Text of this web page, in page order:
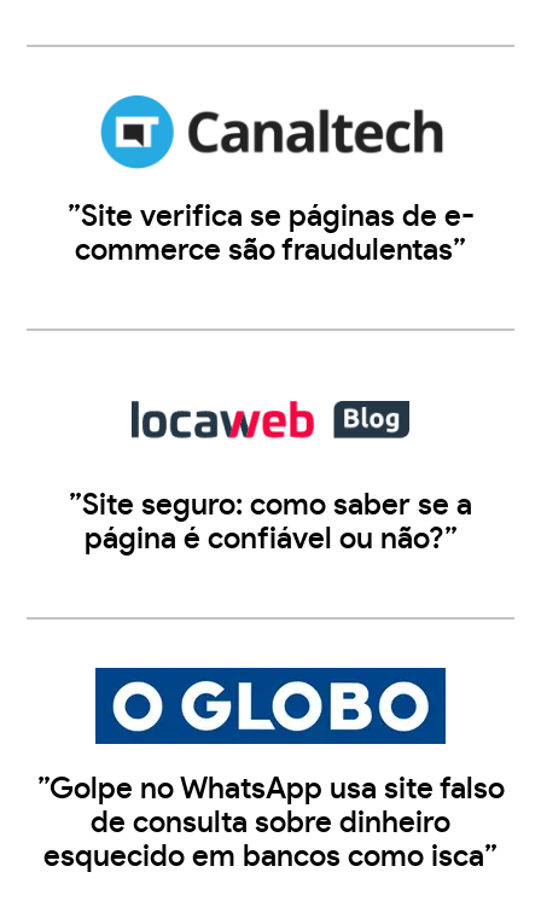
”Site verifica se páginas de e-
commerce são fraudulentas”
”Site seguro: como saber se a
página é confiável ou não?”
”Golpe no WhatsApp usa site falso
de consulta sobre dinheiro
esquecido em bancos como isca”